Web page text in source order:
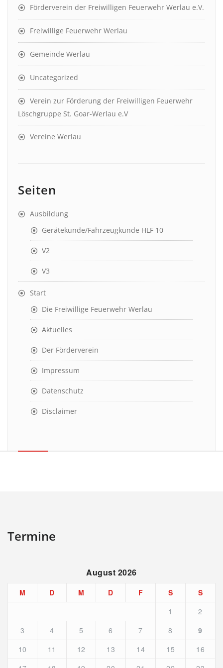
Förderverein der Freiwilligen Feuerwehr Werlau e.V.
Freiwillige Feuerwehr Werlau
Gemeinde Werlau
Uncategorized
Verein zur Förderung der Freiwilligen Feuerwehr
Löschgruppe St. Goar-Werlau e.V
Vereine Werlau
Seiten
Ausbildung
Gerätekunde/Fahrzeugkunde HLF 10
V2
V3
Start
Die Freiwillige Feuerwehr Werlau
Aktuelles
Der Förderverein
Impressum
Datenschutz
Disclaimer
Termine
August 2026
M D M D F S
S
1
2
3
4 5 6 7 8
9
10
11 12 13 14 15
16